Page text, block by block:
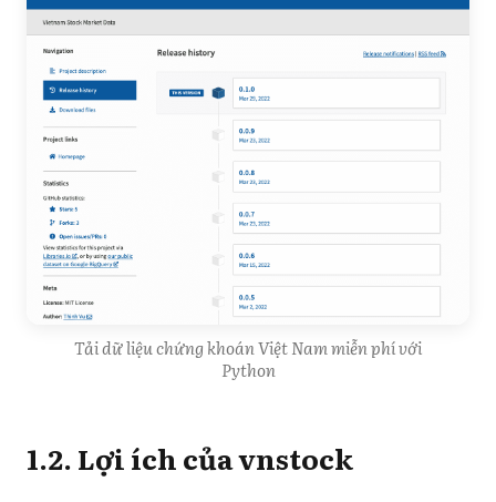
Tải dữ liệu chứng khoán Việt Nam miễn phí với
Python
1.2. Lợi ích của vnstock